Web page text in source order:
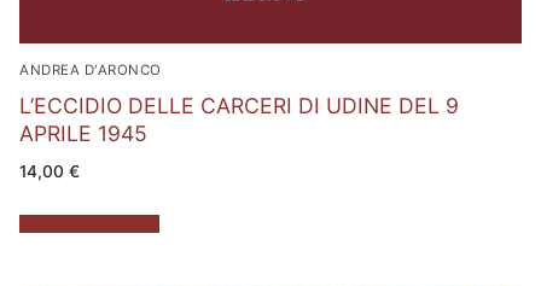
ANDREA D'ARONCO
L’ECCIDIO DELLE CARCERI DI UDINE DEL 9
APRILE 1945
14,00 €